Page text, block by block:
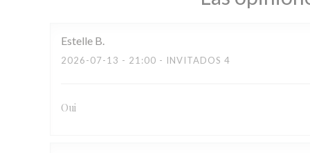
Estelle B
2026-07-13 - 21:00 - INVITADOS 4
Oui